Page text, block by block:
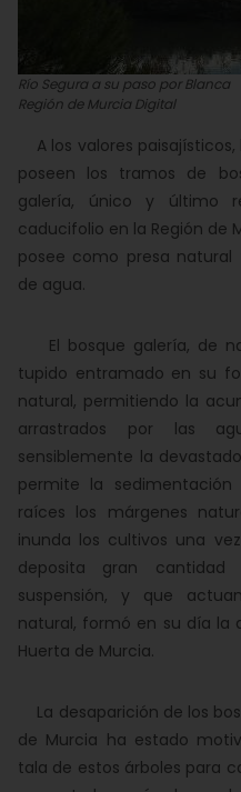
Río Segura a su paso por Blanca
Región de Murcia Digital
A los valores
poseen los tramos de
galería, único y último
caducifolio en la Región de
posee como presa
de agua.
El bosque galería, de
tupido entramado en su
natural, permitiendo la
arrastrados por las
sensiblemente la
permite la
raíces los márgenes
inunda los cultivos una
deposita gran
suspensión, y que
natural, formó en su día la
Huerta de Murcia.
La desaparición de los
de Murcia ha estado
tala de estos árboles para